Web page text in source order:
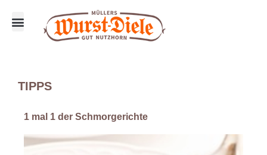
TIPPS
1 mal 1 der Schmorgerichte